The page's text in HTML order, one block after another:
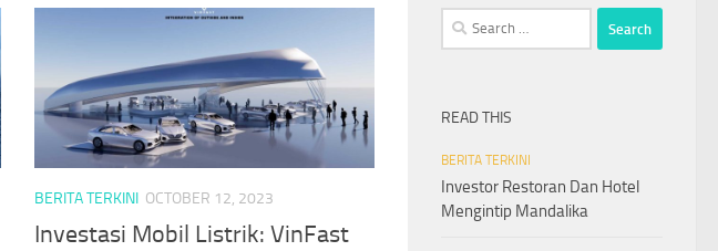
BERITA TERKINI OCTOBER 12, 2023
Investasi Mobil Listrik: VinFast
Search
for:
READ THIS
BERITA TERKINI
Investor Restoran Dan Hotel
Mengintip Mandalika